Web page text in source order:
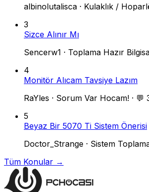
albinolutalisca · Kulaklık /
3
Sizce Alınır Mı
Sencerw1 · Toplama Hazır
4
Monitör Alıcam Tavsiye Lazım
RaYles · Sorum Var Hocam! · 💬
5
Beyaz Bir 5070 Ti Sistem Önerisi
Doctor_Strange · Sistem
Tüm Konular →